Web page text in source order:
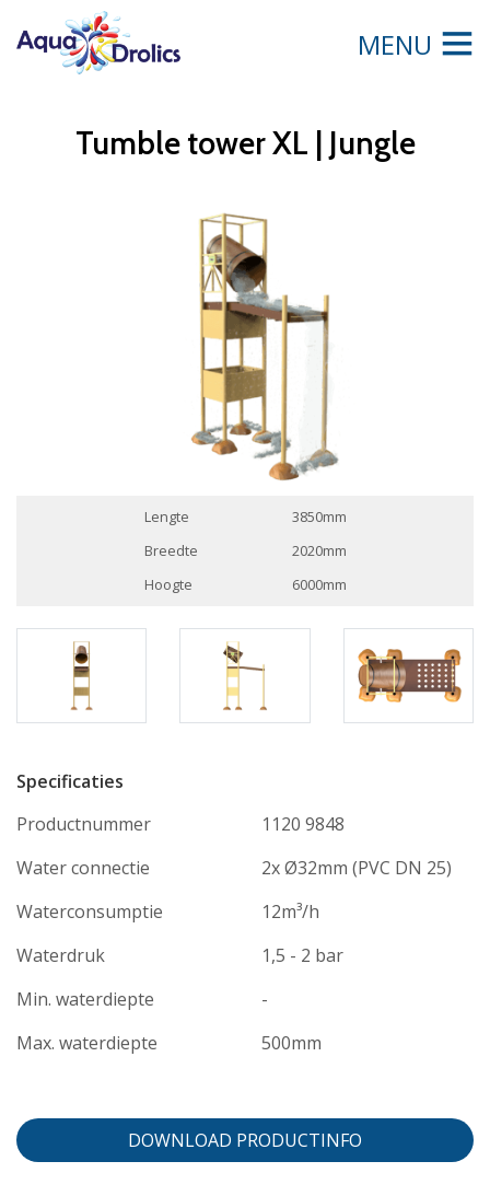
MENU
Tumble tower XL | Jungle
Lengte
3850mm
Breedte
2020mm
Hoogte
6000mm
Specificaties
Productnummer
1120 9848
Water connectie
2x Ø32mm (PVC DN 25)
Waterconsumptie
12m³/h
Waterdruk
1,5 - 2 bar
Min. waterdiepte
-
Max. waterdiepte
500mm
DOWNLOAD PRODUCTINFO